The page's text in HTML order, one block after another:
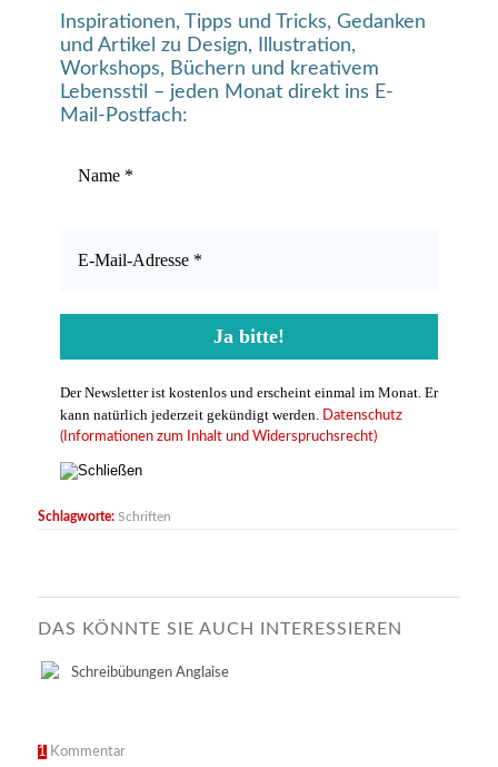
Inspirationen, Tipps und Tricks, Gedanken
und Artikel zu Design, Illustration,
Workshops, Büchern und kreativem
Lebensstil – jeden Monat direkt ins E-
Mail-Postfach:
Der Newsletter ist kostenlos und erscheint einmal im Monat. Er
kann natürlich jederzeit gekündigt werden. Datenschutz
(Informationen zum Inhalt und Widerspruchsrecht)
Schlagworte: Schriften
DAS KÖNNTE SIE AUCH INTERESSIEREN
1 Kommentar